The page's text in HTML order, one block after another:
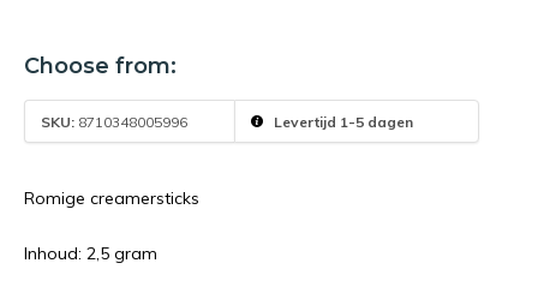
Choose from:
SKU: 8710348005996 Levertijd 1-5 dagen
Romige creamersticks
Inhoud: 2,5 gram